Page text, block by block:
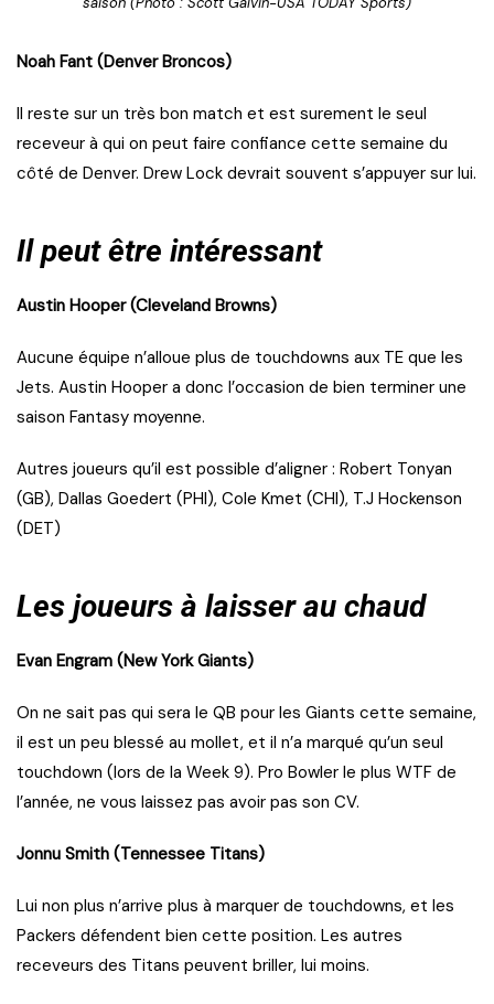
Noah Fant (Denver Broncos)
Il reste sur un très bon match et est surement le seul
receveur à qui on peut faire confiance cette semaine du
côté de Denver. Drew Lock devrait souvent s’appuyer sur lui.
Il peut être intéressant
Austin Hooper (Cleveland Browns)
Aucune équipe n’alloue plus de touchdowns aux TE que les
Jets. Austin Hooper a donc l’occasion de bien terminer une
saison Fantasy moyenne.
Autres joueurs qu’il est possible d’aligner : Robert Tonyan
(GB), Dallas Goedert (PHI), Cole Kmet (CHI), T.J Hockenson
(DET)
Les joueurs à laisser au chaud
Evan Engram (New York Giants)
On ne sait pas qui sera le QB pour les Giants cette semaine,
il est un peu blessé au mollet, et il n’a marqué qu’un seul
touchdown (lors de la Week 9). Pro Bowler le plus WTF de
l’année, ne vous laissez pas avoir pas son CV.
Jonnu Smith (Tennessee Titans)
Lui non plus n’arrive plus à marquer de touchdowns, et les
Packers défendent bien cette position. Les autres
receveurs des Titans peuvent briller, lui moins.